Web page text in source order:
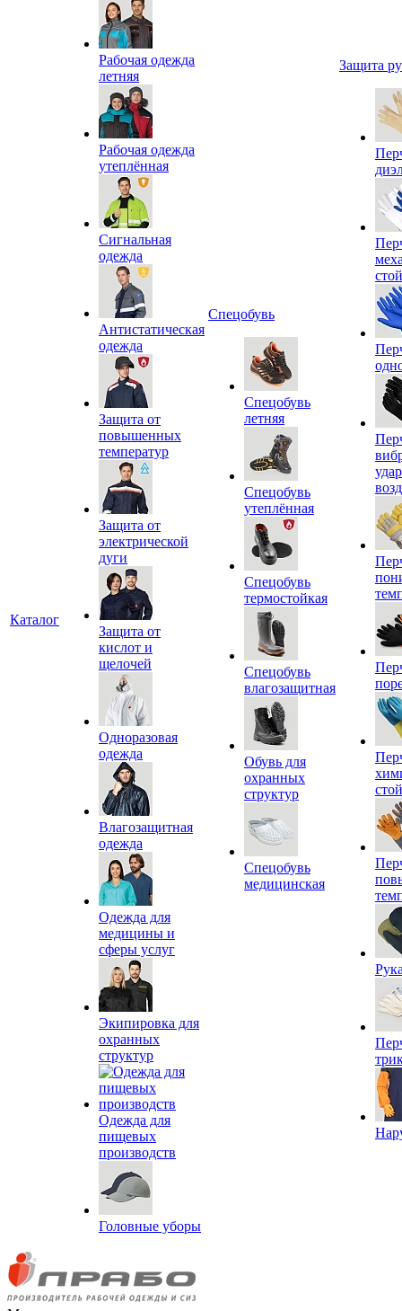
Каталог
Рабочая одежда
летняя
Рабочая одежда
утеплённая
Сигнальная
одежда
Антистатическая
одежда
Защита от
повышенных
температур
Защита от
электрической
дуги
Защита от
кислот и
щелочей
Одноразовая
одежда
Влагозащитная
одежда
Одежда для
медицины и
сферы услуг
Экипировка для
охранных
структур
Одежда для
пищевых
производств
Головные уборы
Спецобувь
Спецобувь
летняя
Спецобувь
утеплённая
Спецобувь
термостойкая
Спецобувь
влагозащитная
Обувь для
охранных
структур
Спецобувь
медицинская
Защита